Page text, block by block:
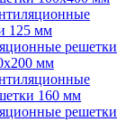
125 мм
решетки
мм
160 мм
решетки